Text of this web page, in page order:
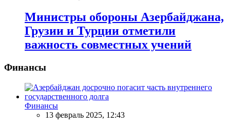
Министры обороны Азербайджана,
Грузии и Турции отметили
важность совместных учений
Финансы
Финансы
13 февраль 2025, 12:43